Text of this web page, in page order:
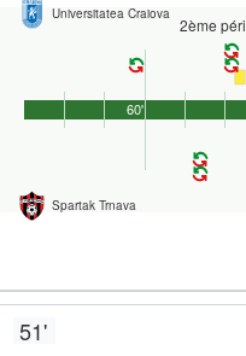
Universitatea Craiova
2ème
Spartak Trnava
60'
51'